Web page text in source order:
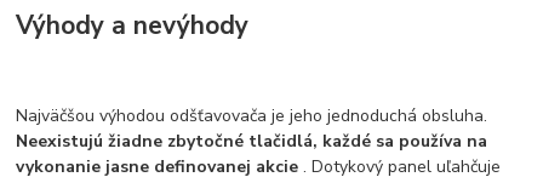
Výhody a nevýhody
Najväčšou výhodou odšťavovača je jeho jednoduchá obsluha.
Neexistujú žiadne zbytočné tlačidlá, každé sa používa na
vykonanie jasne definovanej akcie. Dotykový panel uľahčuje